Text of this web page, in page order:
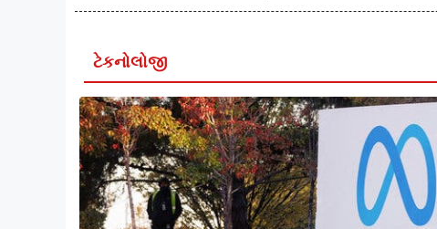
ટેકનોલોજી